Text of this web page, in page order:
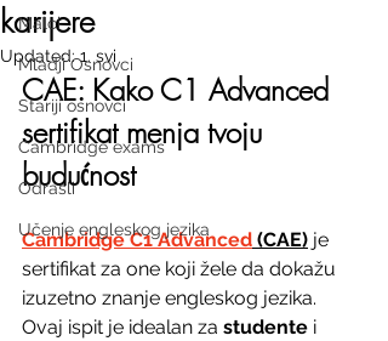
Malci
Mladji Osnovci
Stariji osnovci
Cambridge exams
Odrasli
Učenje engleskog jezika
karijere
Updated:1. svi
CAE: Kako C1 Advanced
sertifikat menja tvoju
budućnost
Cambridge C1 Advanced (CAE) je
sertifikat za one koji žele da dokažu
izuzetno znanje engleskog jezika.
Ovaj ispit je idealan za studente i